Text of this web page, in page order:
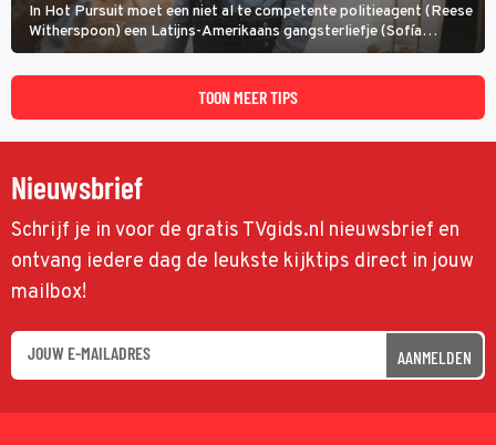
In Hot Pursuit moet een niet al te competente politieagent (Reese
Witherspoon) een Latijns-Amerikaans gangsterliefje (Sofía
Vergara) beschermen tegen corrupte agenten en moordlustige
maffiatypes.
TOON MEER TIPS
Nieuwsbrief
Schrijf je in voor de gratis TVgids.nl nieuwsbrief en
ontvang iedere dag de leukste kijktips direct in jouw
mailbox!
AANMELDEN